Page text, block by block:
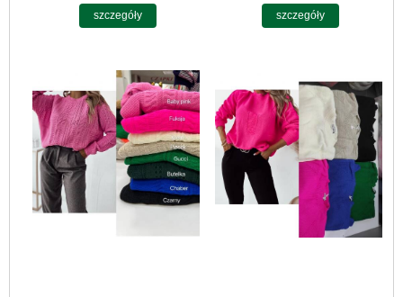
szczegóły szczegóły